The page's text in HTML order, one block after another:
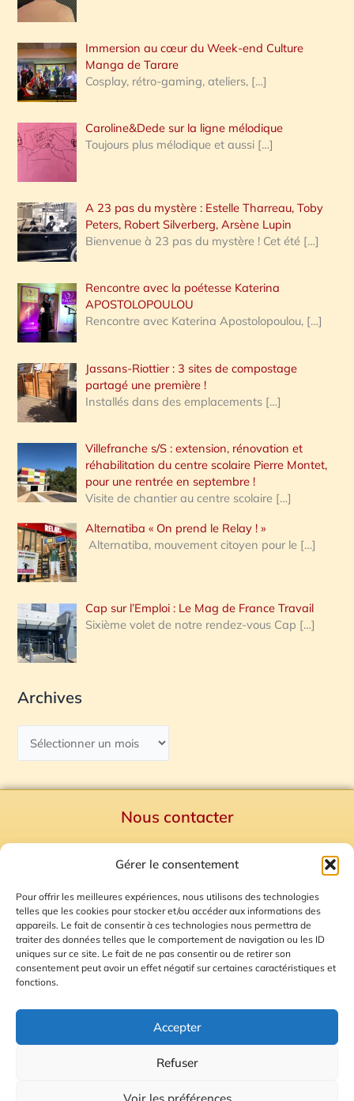
Gérer le consentement
Pour offrir les meilleures expériences, nous utilisons des technologies
telles que les cookies pour stocker et/ou accéder aux informations des
appareils. Le fait de consentir à ces technologies nous permettra de
traiter des données telles que le comportement de navigation ou les ID
uniques sur ce site. Le fait de ne pas consentir ou de retirer son
consentement peut avoir un effet négatif sur certaines caractéristiques et
fonctions.
Accepter
Refuser
Voir les préférences
:
Immersion au cœur du Week-end Culture
Manga de Tarare
Cosplay, rétro-gaming, ateliers, […]
Caroline&Dede sur la ligne mélodique
Toujours plus mélodique et aussi […]
A 23 pas du mystère : Estelle Tharreau, Toby
Peters, Robert Silverberg, Arsène Lupin
Bienvenue à 23 pas du mystère ! Cet été […]
Rencontre avec la poétesse Katerina
APOSTOLOPOULOU
Rencontre avec Katerina Apostolopoulou, […]
Jassans-Riottier : 3 sites de compostage
partagé une première !
Installés dans des emplacements […]
Villefranche s/S : extension, rénovation et
réhabilitation du centre scolaire Pierre Montet,
pour une rentrée en septembre !
Visite de chantier au centre scolaire […]
Alternatiba « On prend le Relay ! »
Alternatiba, mouvement citoyen pour le […]
Cap sur l’Emploi : Le Mag de France Travail
Sixième volet de notre rendez-vous Cap […]
Archives
Nous contacter
Mentions Légales
Plan du site
Gestion des Cookies
© 2026 Radio Calade